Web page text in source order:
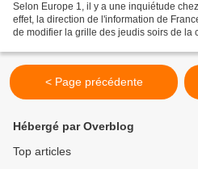
Selon Europe 1, il y a une inquiétude
effet, la direction de l'information de
de modifier la grille des jeudis soirs de la
< Page précédente
Hébergé par Overblog
Top articles